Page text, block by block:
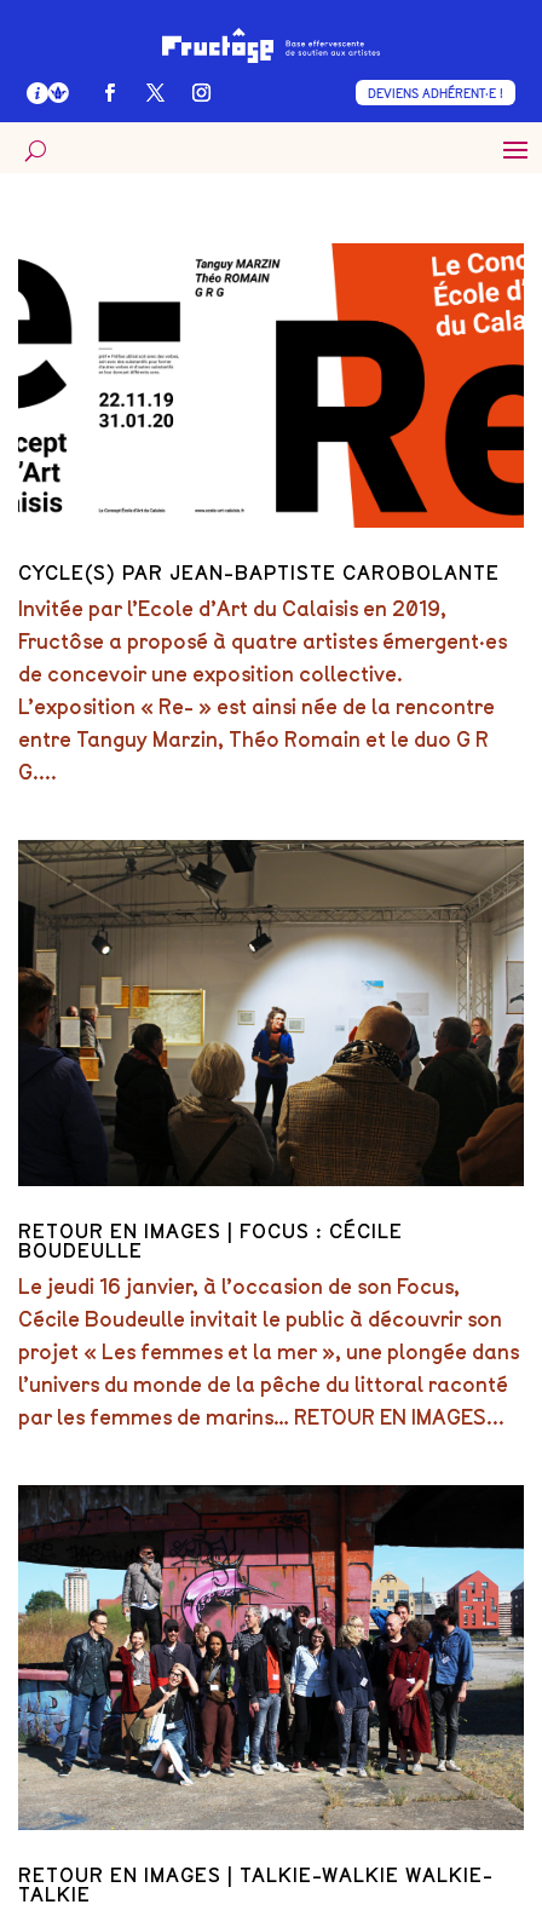
DEVIENS ADHÉRENT·E !
CYCLE(S) PAR JEAN-BAPTISTE CAROBOLANTE
Invitée par l’Ecole d’Art du Calaisis en 2019,
Fructôse a proposé à quatre artistes émergent·es
de concevoir une exposition collective.
L’exposition « Re- » est ainsi née de la rencontre
entre Tanguy Marzin, Théo Romain et le duo G R
G....
RETOUR EN IMAGES | FOCUS : CÉCILE
BOUDEULLE
Le jeudi 16 janvier, à l’occasion de son Focus,
Cécile Boudeulle invitait le public à découvrir son
projet « Les femmes et la mer », une plongée dans
l’univers du monde de la pêche du littoral raconté
par les femmes de marins… RETOUR EN IMAGES...
RETOUR EN IMAGES | TALKIE-WALKIE WALKIE-
TALKIE